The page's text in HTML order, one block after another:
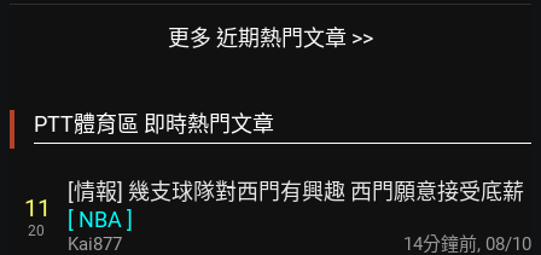
更多 近期熱門文章 >>
PTT體育區 即時熱門文章
11
20
[情報] 幾支球隊對西門有興趣 西門願意接受底薪
[ NBA]
Kai877 14分鐘前, 08/10